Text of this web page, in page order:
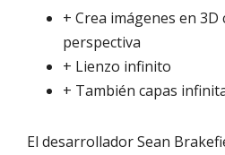
+ Crea imágenes en
perspectiva
+ Lienzo infinito
+ También capas
El desarrollador Sean